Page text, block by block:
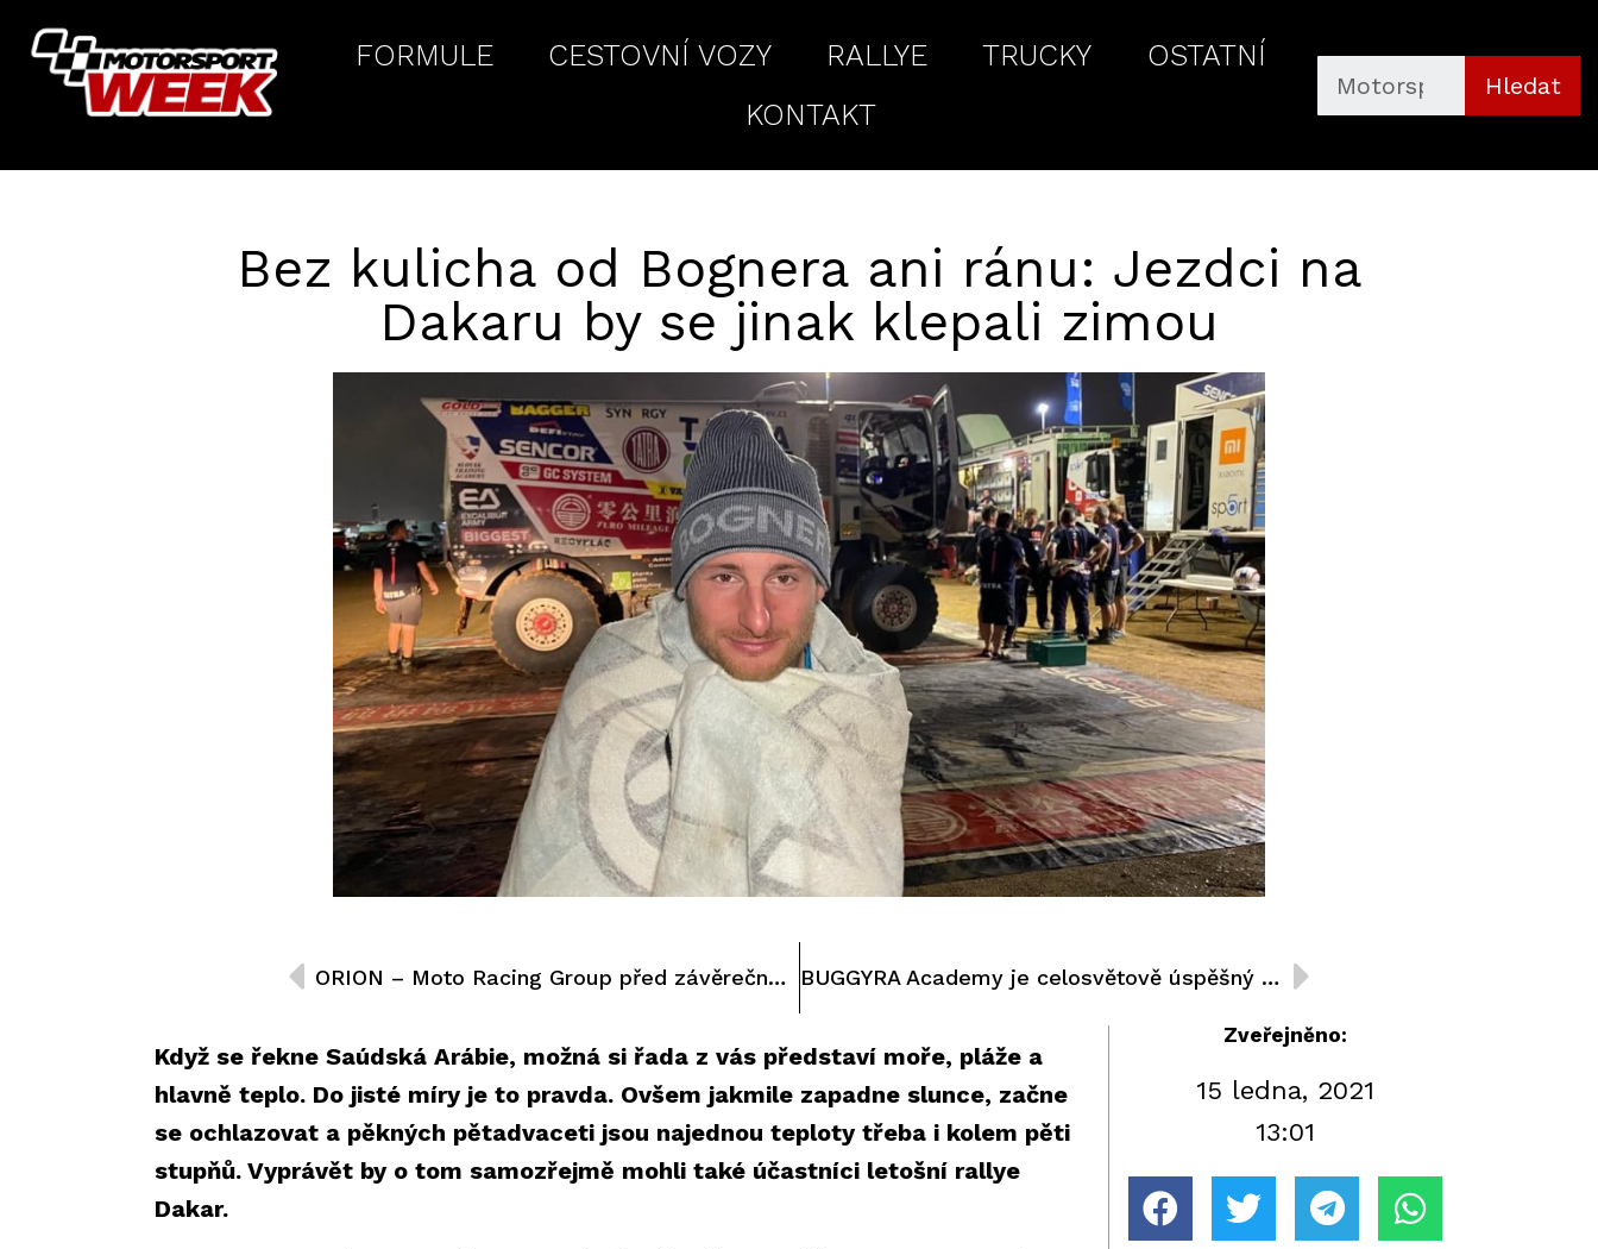
FORMULE CESTOVNÍ VOZY RALLYE TRUCKY
OSTATNÍ
KONTAKT
Hledat
Bez kulicha od Bognera ani ránu: Jezdci na
Dakaru by se jinak klepali zimou
ORION – Moto Racing Group před závěrečnou etapou Dakaru útočí na historicky nejlepší český výsledek mezi motocykly BUGGYRA Academy je celosvětově úspěšný projekt, který je porovnatelný pouze s projektem Redbullu
Když se řekne Saúdská Arábie, možná si řada z vás představí moře, pláže a
hlavně teplo. Do jisté míry je to pravda. Ovšem jakmile zapadne slunce, začne
se ochlazovat a pěkných pětadvaceti jsou najednou teploty třeba i kolem pěti
stupňů. Vyprávět by o tom samozřejmě mohli také účastníci letošní rallye
Dakar.
Zveřejněno:
15 ledna, 2021
13:01